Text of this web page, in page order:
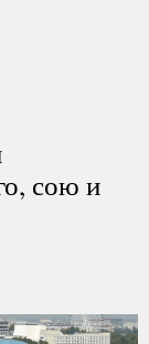
сою и